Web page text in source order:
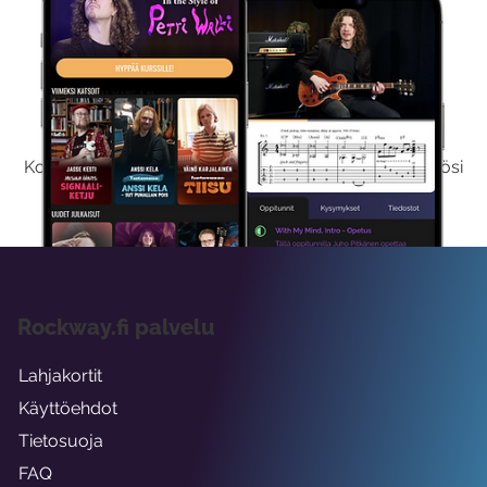
Kokeile Ilmaiseksi
Kokeilemalla ilmaiseksi saat koko sisältömme käyttöösi
viikon ajaksi.
Rockway.fi palvelu
Lahjakortit
Käyttöehdot
Tietosuoja
FAQ